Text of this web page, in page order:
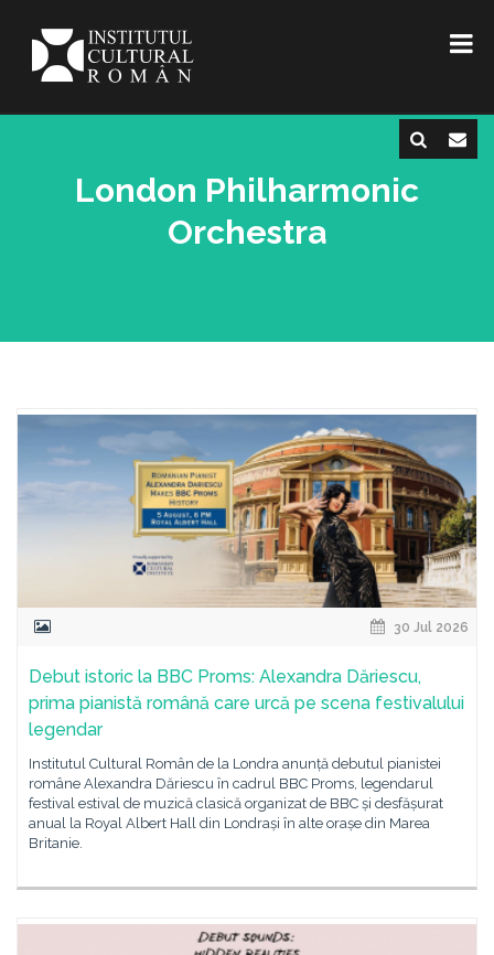
London Philharmonic
Orchestra
30 Jul 2026
Debut istoric la BBC Proms: Alexandra Dăriescu,
prima pianistă română care urcă pe scena festivalului
legendar
Institutul Cultural Român de la Londra anunță debutul pianistei
române Alexandra Dăriescu în cadrul BBC Proms, legendarul
festival estival de muzică clasică organizat de BBC și desfășurat
anual la Royal Albert Hall din Londrași în alte orașe din Marea
Britanie.